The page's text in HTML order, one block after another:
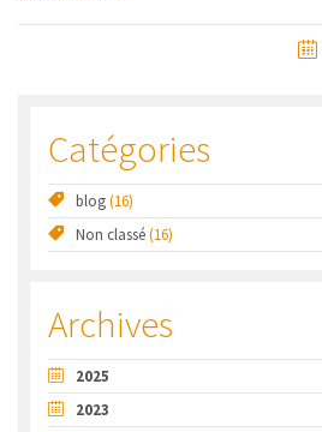
Catégories
blog(16)
Non classé(16)
Archives
2025
2023